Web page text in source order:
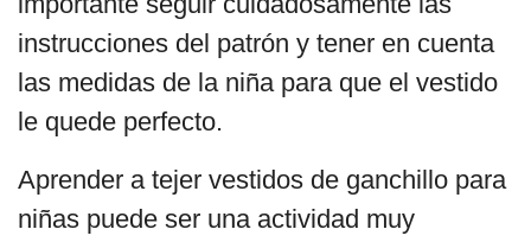
instrucciones del patrón y tener en cuenta
las medidas de la niña para que el vestido
le quede perfecto.
Aprender a tejer vestidos de ganchillo para
niñas puede ser una actividad muy